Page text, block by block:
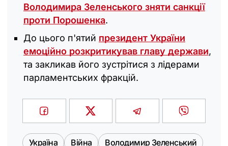
Володимира Зеленського зняти санкції
проти Порошенка.
До цього п'ятий президент України
емоційно розкритикував главу держави,
та закликав його зустрітися з лідерами
парламентських фракцій.
Україна Війна Володимир Зеленський